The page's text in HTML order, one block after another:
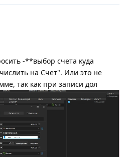
-**выбор счета куда
на Счет". Или это не
так как при записи дол